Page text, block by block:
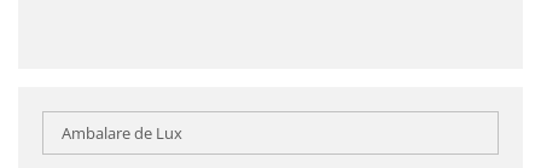
Ambalare de Lux